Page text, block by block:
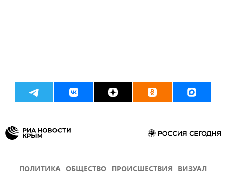
ПОЛИТИКА ОБЩЕСТВО ПРОИСШЕСТВИЯ ВИЗУАЛ